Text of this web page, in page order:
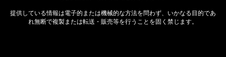
提供している情報は電子的または機械的な方法を問わず、いかなる目的であ
れ無断で複製または転送・販売等を行うことを固く禁じます。